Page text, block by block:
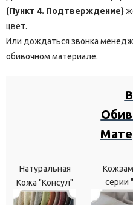
(Пункт 4. Подтверждение)
цвет.
Или дождаться звонка
обивочном материале.
Натуральная
Кожа "Консул"
серии